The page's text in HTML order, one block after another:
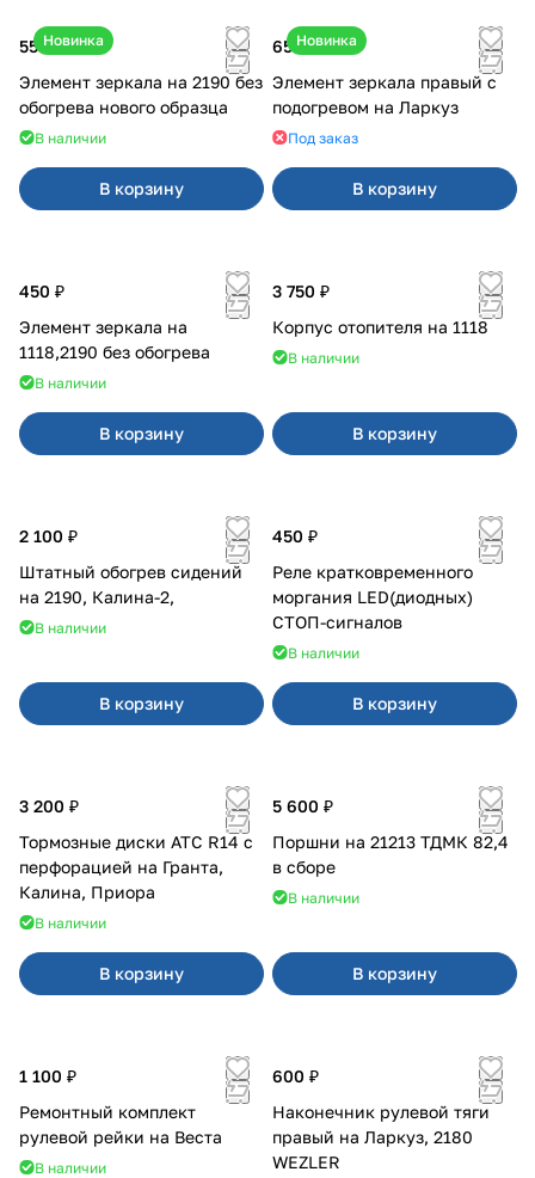
Новинка
550 ₽
Элемент зеркала на 2190 без
обогрева нового образца
В наличии
В корзину
Новинка
650 ₽
Элемент зеркала правый с
подогревом на Ларкуз
Под заказ
В корзину
450 ₽
Элемент зеркала на
1118,2190 без обогрева
В наличии
В корзину
3 750 ₽
Корпус отопителя на 1118
В наличии
В корзину
2 100 ₽
Штатный обогрев сидений
на 2190, Калина-2,
В наличии
В корзину
450 ₽
Реле кратковременного
моргания LED(диодных)
СТОП-сигналов
В наличии
В корзину
3 200 ₽
Тормозные диски АТС R14 с
перфорацией на Гранта,
Калина, Приора
В наличии
В корзину
5 600 ₽
Поршни на 21213 ТДМК 82,4
в сборе
В наличии
В корзину
1 100 ₽
Ремонтный комплект
рулевой рейки на Веста
В наличии
600 ₽
Наконечник рулевой тяги
правый на Ларкуз, 2180
WEZLER